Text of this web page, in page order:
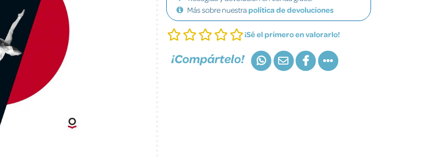
Más sobre nuestra política de devoluciones
¡Sé el primero en valorarlo!
¡Compártelo!